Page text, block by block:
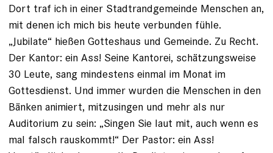
Dort traf ich in einer Stadtrandgemeinde Menschen an,
mit denen ich mich bis heute verbunden fühle.
„Jubilate“ hießen Gotteshaus und Gemeinde. Zu Recht.
Der Kantor: ein Ass! Seine Kan­torei, schätzungsweise
30 Leute, sang mindestens einmal im Monat im
Gottesdienst. Und immer wurden die Menschen in den
Bänken animiert, mitzusingen und mehr als nur
Auditorium zu sein: „Singen Sie laut mit, auch wenn es
mal falsch rauskommt!“ Der Pastor: ein Ass!